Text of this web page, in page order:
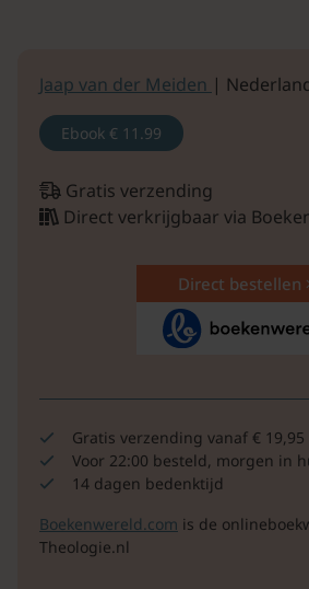
Jaap van der Meiden |
Ebook € 11.99
Gratis verzending
Direct verkrijgbaar via
Direct bestellen
Gratis verzending vanaf € 19,95
Voor 22:00 besteld, morgen in
14 dagen bedenktijd
Boekenwereld.com is de
Theologie.nl